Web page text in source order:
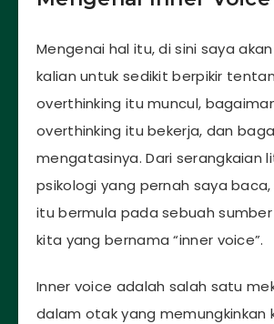
Mengenai hal itu, di sini saya
kalian untuk sedikit berpikir
overthinking itu muncul,
overthinking itu bekerja, dan
mengatasinya. Dari serangkaian
psikologi yang pernah saya
itu bermula pada sebuah
kita yang bernama “inner voice”.
Inner voice adalah salah satu
dalam otak yang memungkinkan